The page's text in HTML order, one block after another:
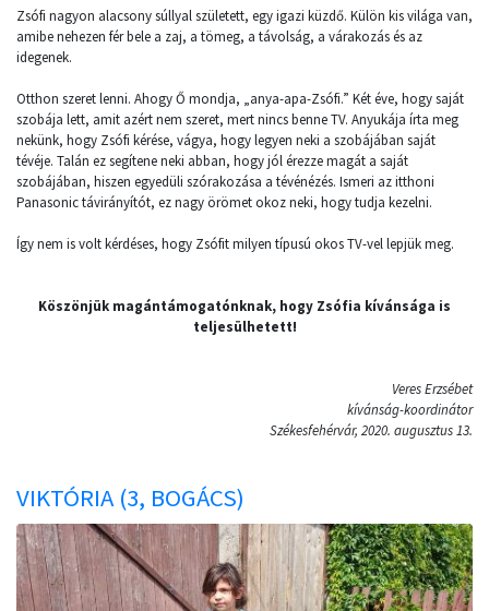
Zsófi nagyon alacsony súllyal született, egy igazi küzdő. Külön kis világa van,
amibe nehezen fér bele a zaj, a tömeg, a távolság, a várakozás és az
idegenek.
Otthon szeret lenni. Ahogy Ő mondja, „anya-apa-Zsófi.” Két éve, hogy saját
szobája lett, amit azért nem szeret, mert nincs benne TV. Anyukája írta meg
nekünk, hogy Zsófi kérése, vágya, hogy legyen neki a szobájában saját
tévéje. Talán ez segítene neki abban, hogy jól érezze magát a saját
szobájában, hiszen egyedüli szórakozása a tévénézés. Ismeri az itthoni
Panasonic távirányítót, ez nagy örömet okoz neki, hogy tudja kezelni.
Így nem is volt kérdéses, hogy Zsófit milyen típusú okos TV-vel lepjük meg.
Köszönjük magántámogatónknak, hogy Zsófia kívánsága is
teljesülhetett!
Veres Erzsébet
kívánság-koordinátor
Székesfehérvár, 2020. augusztus 13.
VIKTÓRIA (3, BOGÁCS)